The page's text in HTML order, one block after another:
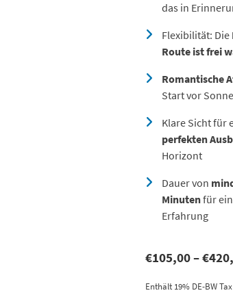
€105,00–€
Enthält 19% DE-BW Tax
das in
Flexibilität: Die
Route ist frei
Romantische
Start vor
Klare Sicht für
perfekten
Horizont
Dauer von
Minutenfür
Erfahrung